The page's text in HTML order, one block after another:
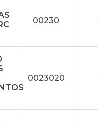
00230
0023020